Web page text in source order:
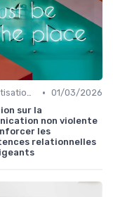
Automatisation & performance des campagnes • 01/03/2026
sur la
non violente
les
relationnelles